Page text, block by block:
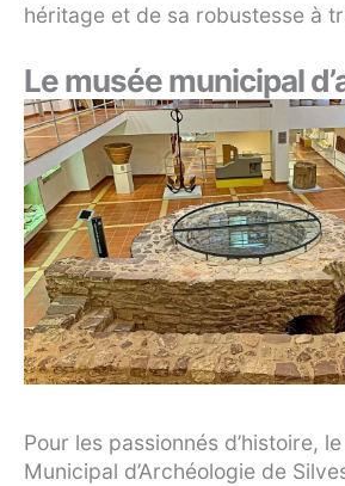
héritage et de sa robustesse à
Le musée municipal
Pour les passionnés d’histoire,
Municipal d’Archéologie de